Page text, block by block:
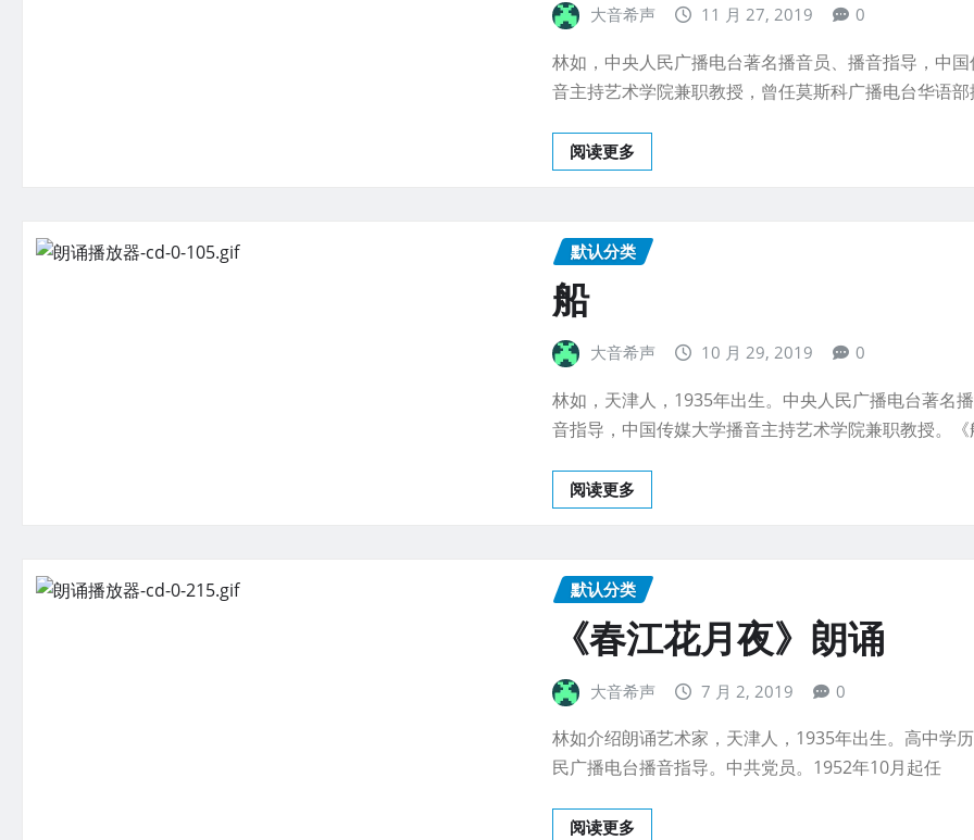
大音希声 11 月 27, 2019 0
林如，中央人民广播电台著名播音员、播音指导，中
音主持艺术学院兼职教授，曾任莫斯科广播电台华语
阅读更多
默认分类
船
大音希声 10 月 29, 2019 0
林如，天津人，1935年出生。中央人民广播电台著名
音指导，中国传媒大学播音主持艺术学院兼职教授。《
阅读更多
默认分类
《春江花月夜》朗诵
大音希声 7 月 2, 2019 0
林如介绍朗诵艺术家，天津人，1935年出生。高中学
民广播电台播音指导。中共党员。1952年10月起任
阅读更多